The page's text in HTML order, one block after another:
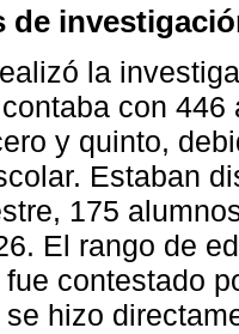
de
la
con
y quinto,
Estaban
175
El rango de
contestado
hizo